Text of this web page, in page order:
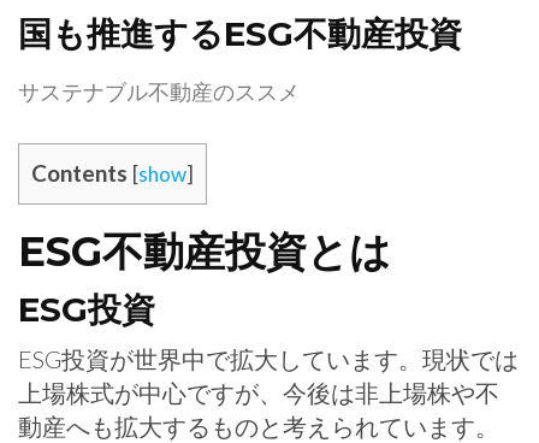
国も推進するESG不動産投資
サステナブル不動産のススメ
Contents [show]
ESG不動産投資とは
ESG投資
ESG投資が世界中で拡大しています。現状では
上場株式が中心ですが、今後は非上場株や不
動産へも拡大するものと考えられています。